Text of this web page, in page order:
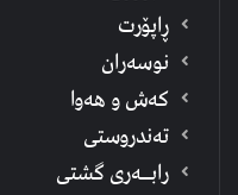
ڕاپۆرت
نوسەران
كەش و هەوا
تەندروستی
رابــه‌ری گشتی